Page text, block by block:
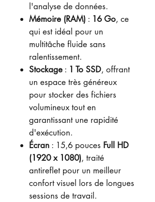
l'analyse de données.
Mémoire (RAM) : 16 Go, ce
qui est idéal pour un
multitâche fluide sans
ralentissement.
Stockage : 1 To SSD, offrant
un espace très généreux
pour stocker des fichiers
volumineux tout en
garantissant une rapidité
d'exécution.
Écran : 15,6 pouces Full HD
(1920 x 1080), traité
antireflet pour un meilleur
confort visuel lors de longues
sessions de travail.